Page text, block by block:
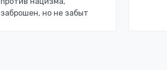
заброшен, но не забыт